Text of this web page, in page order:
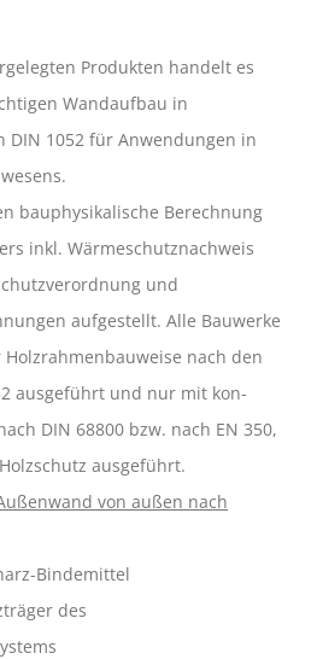
Produkten handelt es
Wandaufbau in
DIN 1052 für Anwendungen in
bauphy­sikalische Berechnung
inkl. Wärme­schutznachweis
und
aufgestellt. Alle Bauwerke
nach den
ausgeführt und nur mit kon­
DIN 68800 bzw. nach EN 350,
ausgeführt.
von außen nach
Bindemittel
des